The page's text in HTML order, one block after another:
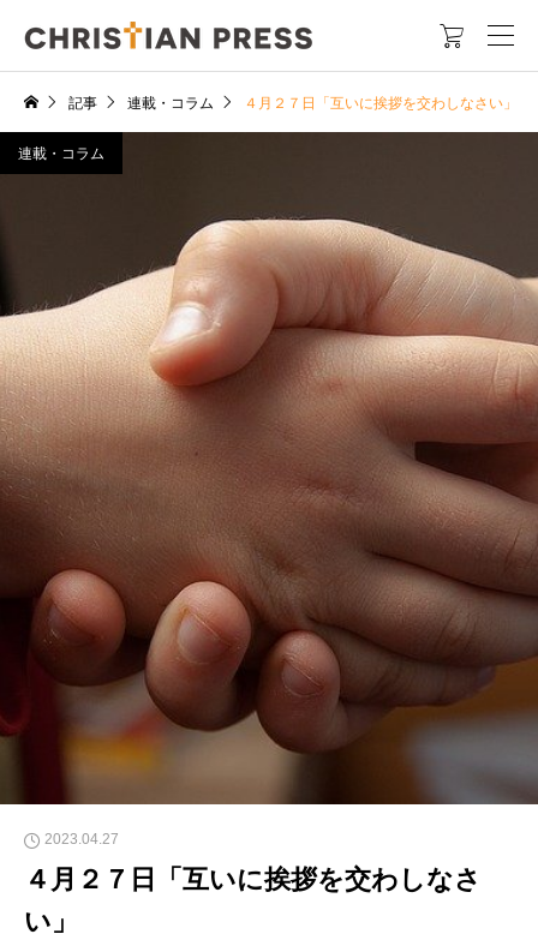

記事 連載・コラム ４月２７日「互いに挨拶を交わしなさい」
連載・コラム
2023.04.27
４月２７日「互いに挨拶を交わしなさ
い」